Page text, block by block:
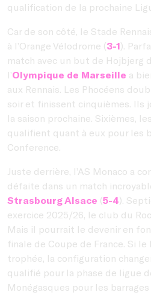
qualification de la prochaine
Car de son côté, le Stade
à l’Orange Vélodrome (3-1).
match avec un but de Hojbjerg
l’Olympique de Marseille a
aux Rennais. Les Phocéens
soir et finissent cinquièmes. Ils
la saison prochaine. Sixièmes,
qualifient quant à eux pour les
Conference.
Juste derrière, l’AS Monaco a
défaite dans un match
Strasbourg Alsace (5-4).
exercice 2025/26, le club du
Mais il pourrait le devenir en
finale de Coupe de France. Si le
trophée, la configuration
qualifié pour la phase de ligue
Monégasques pour les